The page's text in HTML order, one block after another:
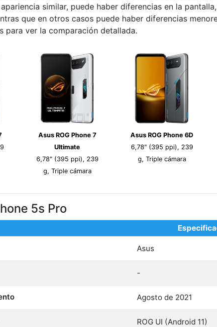
similar, puede haber diferencias en la
que en otros casos puede haber diferencias
para ver la comparación detallada.
Asus ROG Phone 7
Ultimate
6,78" (395 ppi), 239
g, Triple cámara
Asus ROG Phone 6D
6,78" (395 ppi), 239
g, Triple cámara
5s Pro
Asus
-
Agosto de 2021
ROG UI (Android 11)